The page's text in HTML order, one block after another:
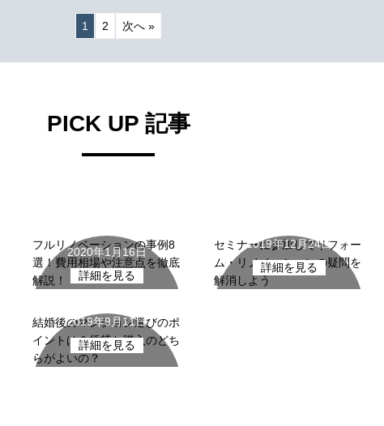
1 2 次へ »
PICK UP 記事
2020年1月16日
詳細を見る
フルリノベーションの事例8
選！費用相場や注意点を徹底
解説！
2019年12月24日
詳細を見る
セミナーに参加してリフォー
ム・リノベーションの疑問を
解消しよう
中古マンション
2019年9月11日
詳細を見る
結婚後のマンション選びのポ
イントは？賃貸と購入のどち
らがよいの？